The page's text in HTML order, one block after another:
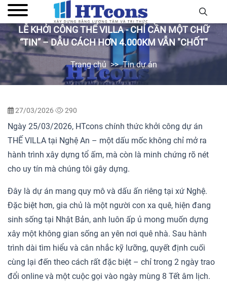
LỄ KHỞI CÔNG THẾ VILLA - CHỈ CẦN MỘT CHỮ
“TIN” – DẪU CÁCH HƠN 4.000KM VẪN "CHỐT"
Trang chủ Tin dự án
27/03/2026 290
Ngày 25/03/2026, HTcons chính thức khởi công dự án
THẾ VILLA tại Nghệ An – một dấu mốc không chỉ mở ra
hành trình xây dựng tổ ấm, mà còn là minh chứng rõ nét
cho uy tín mà chúng tôi gây dựng.
Đây là dự án mang quy mô và dấu ấn riêng tại xứ Nghệ.
Đặc biệt hơn, gia chủ là một người con xa quê, hiện đang
sinh sống tại Nhật Bản, anh luôn ấp ủ mong muốn dựng
xây một không gian sống an yên nơi quê nhà. Sau hành
trình dài tìm hiểu và cân nhắc kỹ lưỡng, quyết định cuối
cùng lại đến theo cách rất đặc biệt – chỉ trong 2 ngày trao
đổi online và một cuộc gọi vào ngày mùng 8 Tết âm lịch.